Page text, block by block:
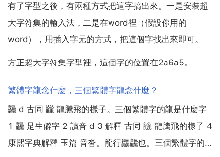
有了字型之後，有兩種方式把這字搞出來。一是安裝超
大字符集的輸入法，二是在word裡（假設你用的
word），用插入字元的方式，把這個字找出來即可。
方正超大字符集字型裡，這個字的位置在2a6a5。
繁體字龍念什麼，三個繁體字龍念什麼？
龘 d 古同 龖 龍騰飛的樣子。三個繁體字的龍是什麼字
1 龘 是生僻字 2 讀音 d 3 解釋 古同 龖 龍騰飛的樣子 4
康熙字典解釋 玉篇 音沓。龍行龘龘也。三個繁體字的